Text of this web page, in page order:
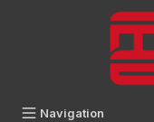
Navigation